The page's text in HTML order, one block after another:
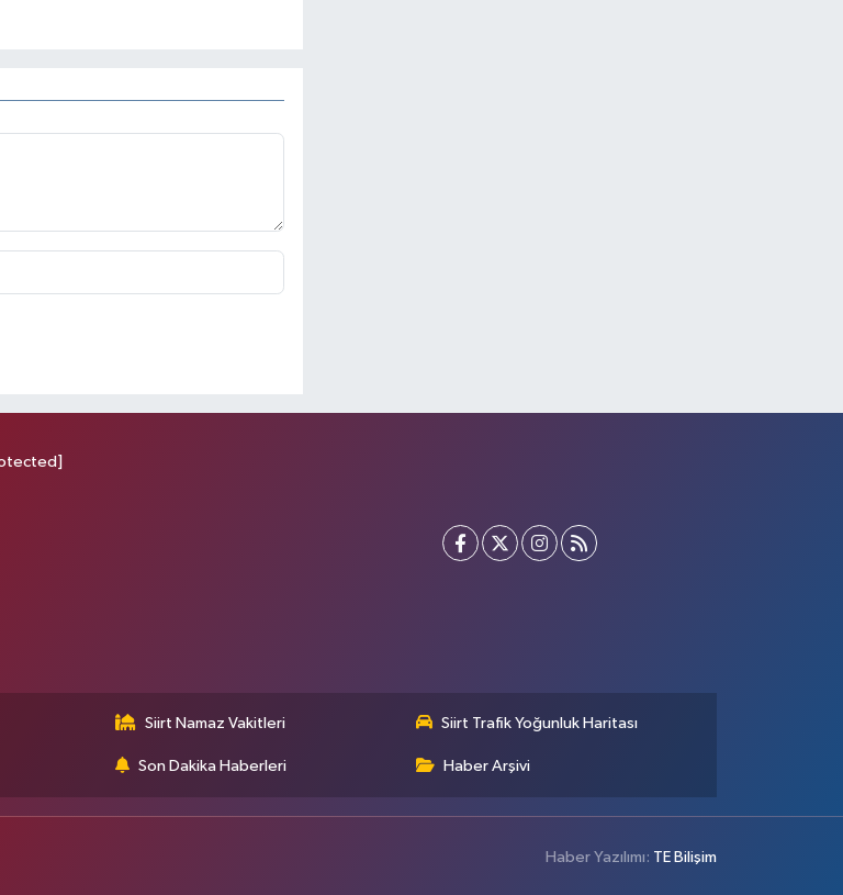
Siirt Namaz Vakitleri Siirt Trafik Yoğunluk Haritası
Son Dakika Haberleri Haber Arşivi
Haber Yazılımı: TE Bilişim